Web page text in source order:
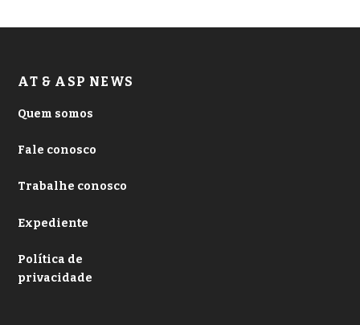
AT & ASP NEWS
Quem somos
Fale conosco
Trabalhe conosco
Expediente
Política de
privacidade